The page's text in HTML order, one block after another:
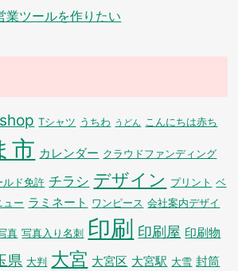
業ツールを作りたい
Tシャツ うちわ うどん こんにちは赤ち
市 カレンダー クラウドファンディング
ルド免許 チラシ デザイン プリント ベ
ュー ラミネート ワンピース 会社案内デザイ
真 写真入り名刺 印刷 印刷屋 印刷物
県 大判 大宮 大宮区 大宮駅 大雪 封筒